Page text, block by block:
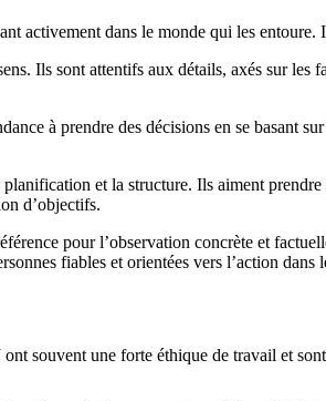
activement dans le monde qui les entoure.
Ils sont attentifs aux détails, axés sur les
à prendre des décisions en se basant
et la structure. Ils aiment prendre
d’objectifs.
pour l’observation concrète et
fiables et orientées vers l’action dans
souvent une forte éthique de travail et